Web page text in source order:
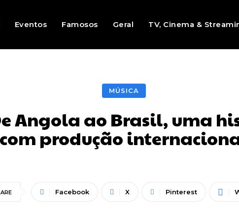
Eventos Famosos Geral TV, Cinema &
MÚSICA
Angola ao Brasil, uma
com produção
Facebook X Pinterest